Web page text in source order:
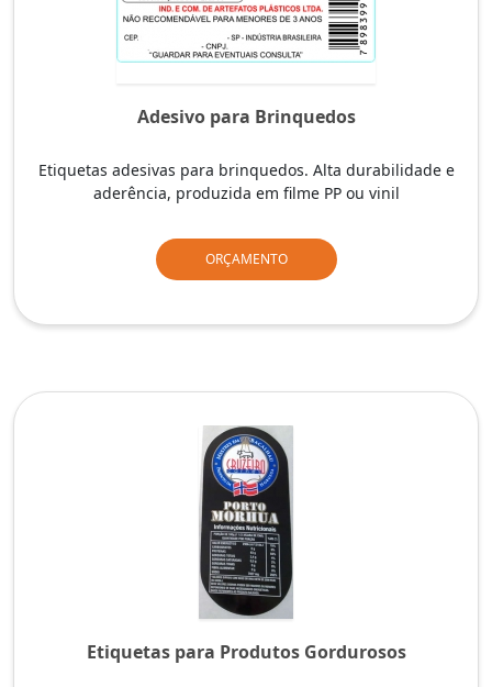
Adesivo para Brinquedos
Etiquetas adesivas para brinquedos. Alta durabilidade e
aderência, produzida em filme PP ou vinil
ORÇAMENTO
Etiquetas para Produtos Gordurosos